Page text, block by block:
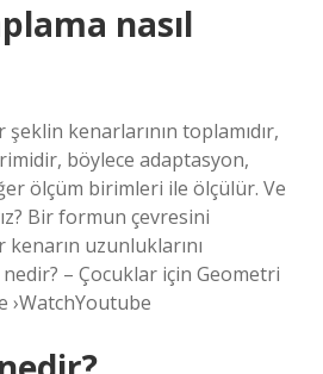
nasıl
kenarlarının toplamıdır,
böylece adaptasyon,
ölçüm birimleri ile ölçülür. Ve
Bir formun çevresini
uzunluklarını
nedir? – Çocuklar için Geometri
›WatchYoutube